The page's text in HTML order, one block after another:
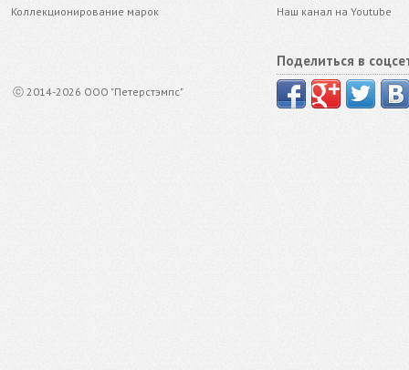
Коллекционирование марок
ⓒ 2014-2026 ООО "Петерстэмпс"
Наш канал на Youtube
Поделиться в